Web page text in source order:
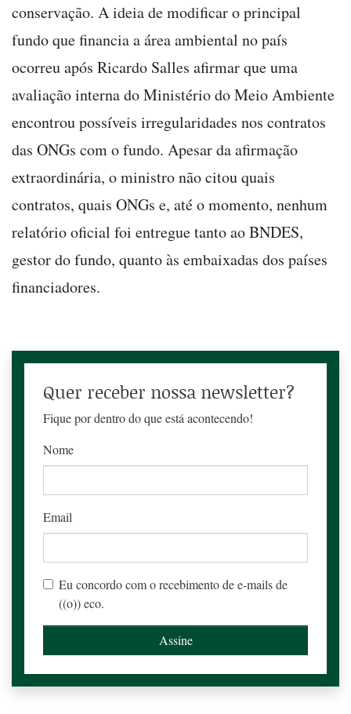
conservação. A ideia de modificar o principal
fundo que financia a área ambiental no país
ocorreu após Ricardo Salles afirmar que uma
avaliação interna do Ministério do Meio Ambiente
encontrou possíveis irregularidades nos contratos
das ONGs com o fundo. Apesar da afirmação
extraordinária, o ministro não citou quais
contratos, quais ONGs e, até o momento, nenhum
relatório oficial foi entregue tanto ao BNDES,
gestor do fundo, quanto às embaixadas dos países
financiadores.
Quer receber nossa newsletter?
Fique por dentro do que está acontecendo!
Nome
Email
Eu concordo com o recebimento de e-mails de
((o)) eco.